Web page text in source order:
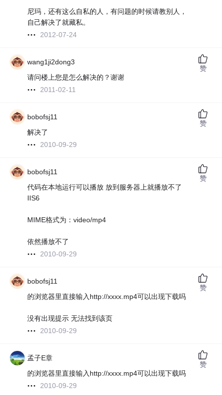
尼玛，还有这么自私的人，有问题的时候请教别人，
自己解决了就藏私。
2012-07-24
wang1ji2dong3
请问楼上您是怎么解决的？谢谢
2011-02-11
赞
bobofsj11
解决了
2010-09-29
赞
bobofsj11
代码在本地运行可以播放 放到服务器上就播放不了
IIS6
MIME格式为：video/mp4
依然播放不了
2010-09-29
赞
bobofsj11
的浏览器里直接输入http://xxxx.mp4可以出现下载吗
没有出现提示 无法找到该页
2010-09-29
赞
孟子E章
的浏览器里直接输入http://xxxx.mp4可以出现下载吗
2010-09-29
赞